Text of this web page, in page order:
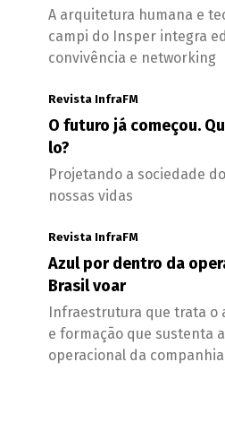
A arquitetura humana e
campi do Insper integra
convivência e networking
Revista InfraFM
O futuro já começou.
lo?
Projetando a sociedade
nossas vidas
Revista InfraFM
Azul por dentro da
Brasil voar
Infraestrutura que trata o
e formação que sustenta
operacional da